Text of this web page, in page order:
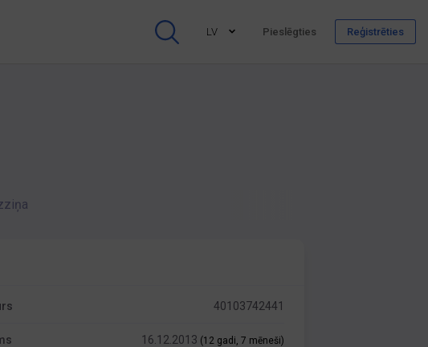
LV Pieslēgties Reģistrēties
40103742441
16.12.2013 (12 gadi, 7 mēneši)